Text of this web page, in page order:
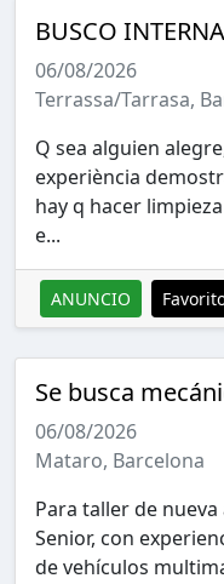
BUSCO
06/08/2026
Terrassa/Tarrasa,
Q sea alguien
experiència
hay q hacer
e...
ANUNCIO
Se busca
06/08/2026
Mataro, Barcelona
Para taller de
Senior, con
de vehículos